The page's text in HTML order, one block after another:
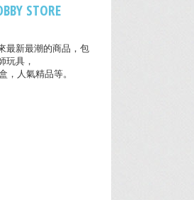
STORE
最新最潮的商品，包
玩具，
，人氣精品等。